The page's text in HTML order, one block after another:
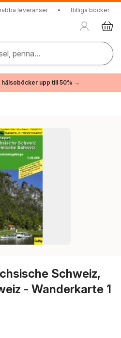
leveranser • Billiga böcker
penna...
hälsoböcker upp till 50% →
Schweiz,
- Wanderkarte 1